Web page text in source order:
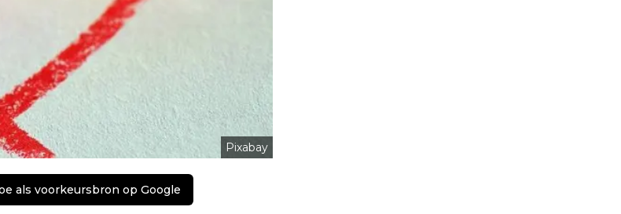
Pixabay
als voorkeursbron op Google